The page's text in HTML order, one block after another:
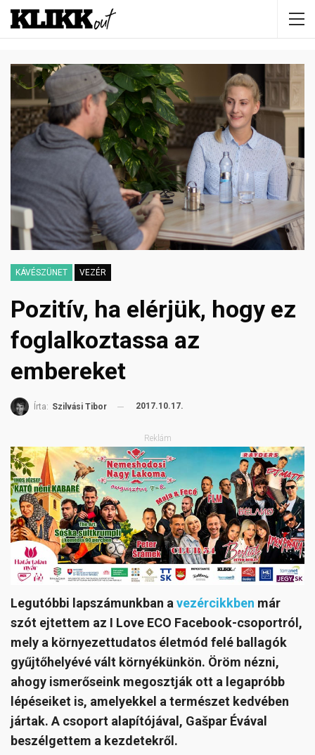
KÁVÉSZÜNET VEZÉR
Pozitív, ha elérjük, hogy ez
foglalkoztassa az
embereket
Írta: Szilvási Tibor 2017.10.17.
Reklám
Legutóbbi lapszámunkban a vezércikkben már
szót ejtettem az I Love ECO Facebook-csoportról,
mely a környezettudatos életmód felé ballagók
gyűjtőhelyévé vált környékünkön. Öröm nézni,
ahogy ismerőseink megosztják ott a legapróbb
lépéseiket is, amelyekkel a természet kedvében
jártak. A csoport alapítójával, Gašpar Évával
beszélgettem a kezdetekről.